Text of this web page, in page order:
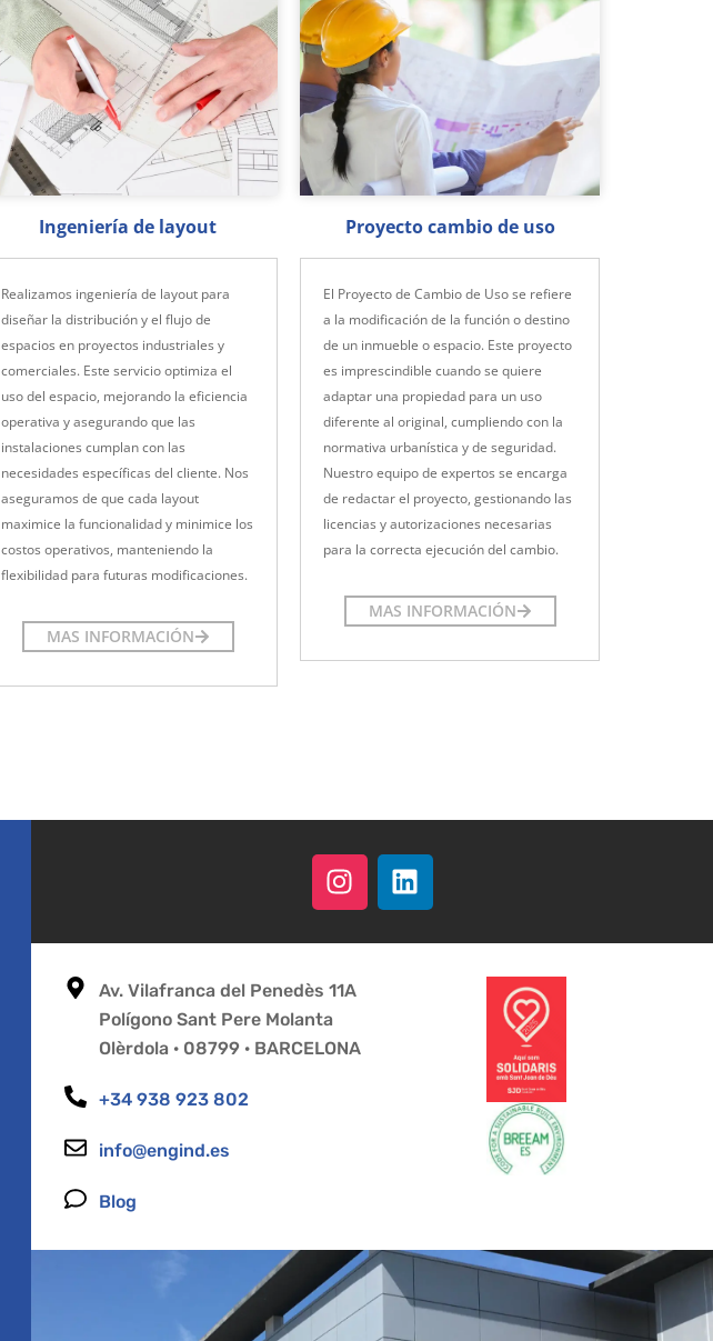
Ingeniería de layout
Realizamos ingeniería de layout para
diseñar la distribución y el flujo de
espacios en proyectos industriales y
comerciales. Este servicio optimiza el
uso del espacio, mejorando la eficiencia
operativa y asegurando que las
instalaciones cumplan con las
necesidades específicas del cliente. Nos
aseguramos de que cada layout
maximice la funcionalidad y minimice los
costos operativos, manteniendo la
flexibilidad para futuras modificaciones.
MAS INFORMACIÓN
Proyecto cambio de uso
El Proyecto de Cambio de Uso se refiere
a la modificación de la función o destino
de un inmueble o espacio. Este proyecto
es imprescindible cuando se quiere
adaptar una propiedad para un uso
diferente al original, cumpliendo con la
normativa urbanística y de seguridad.
Nuestro equipo de expertos se encarga
de redactar el proyecto, gestionando las
licencias y autorizaciones necesarias
para la correcta ejecución del cambio.
MAS INFORMACIÓN
Av. Vilafranca del Penedès 11A
Polígono Sant Pere Molanta
Olèrdola · 08799 · BARCELONA
+34 938 923 802
info@engind.es
Blog